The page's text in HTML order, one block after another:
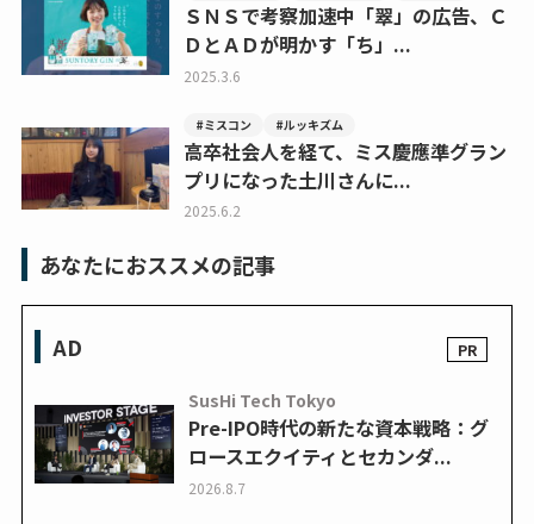
ＳＮＳで考察加速中「翠」の広告、Ｃ
ＤとＡＤが明かす「ち」...
2025.3.6
#ミスコン #ルッキズム
高卒社会人を経て、ミス慶應準グラン
プリになった土川さんに...
2025.6.2
あなたにおススメの記事
AD
SusHi Tech Tokyo
Pre-IPO時代の新たな資本戦略：グ
ロースエクイティとセカンダ...
2026.8.7